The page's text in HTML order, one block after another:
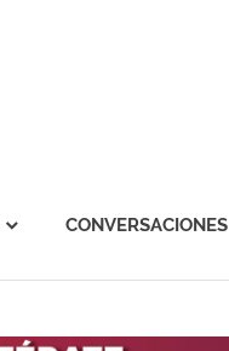
CONVERSACIONES